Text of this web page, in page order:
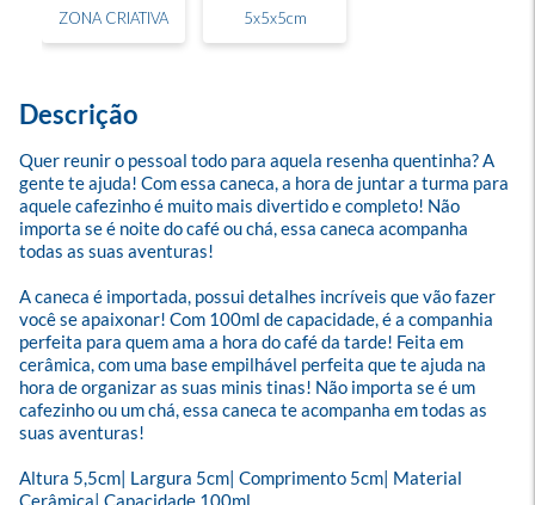
ZONA CRIATIVA 5x5x5cm
Descrição
Quer reunir o pessoal todo para aquela resenha quentinha? A
gente te ajuda! Com essa caneca, a hora de juntar a turma para
aquele cafezinho é muito mais divertido e completo! Não
importa se é noite do café ou chá, essa caneca acompanha
todas as suas aventuras!
A caneca é importada, possui detalhes incríveis que vão fazer
você se apaixonar! Com 100ml de capacidade, é a companhia
perfeita para quem ama a hora do café da tarde! Feita em
cerâmica, com uma base empilhável perfeita que te ajuda na
hora de organizar as suas minis tinas! Não importa se é um
cafezinho ou um chá, essa caneca te acompanha em todas as
suas aventuras!
Altura 5,5cm| Largura 5cm| Comprimento 5cm| Material
Cerâmica| Capacidade 100ml